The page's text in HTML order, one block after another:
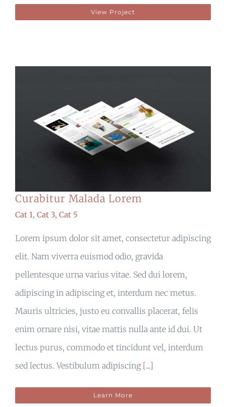
View Project
Curabitur Malada Lorem
Cat 1, Cat 3, Cat 5
Lorem ipsum dolor sit amet, consectetur adipiscing
elit. Nam viverra euismod odio, gravida
pellentesque urna varius vitae. Sed dui lorem,
adipiscing in adipiscing et, interdum nec metus.
Mauris ultricies, justo eu convallis placerat, felis
enim ornare nisi, vitae mattis nulla ante id dui. Ut
lectus purus, commodo et tincidunt vel, interdum
sed lectus. Vestibulum adipiscing [...]
Learn More